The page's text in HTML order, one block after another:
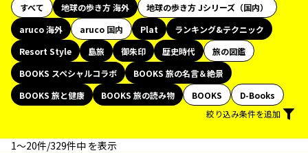
すべて 地球の歩き方 海外
地球の歩き方 Jシリーズ（国内）
aruco 海外
aruco 国内 Plat
ランキング&テクニック
Resort Style
島旅 御朱印 歴史時代
旅の図鑑
BOOKS スペシャルコラボ
BOOKS 旅の名言＆絶景
BOOKS 旅と健康
BOOKS 旅の読み物 BOOKS
D-Books
絞り込み条件を追加
1〜20件/329件中 を表示